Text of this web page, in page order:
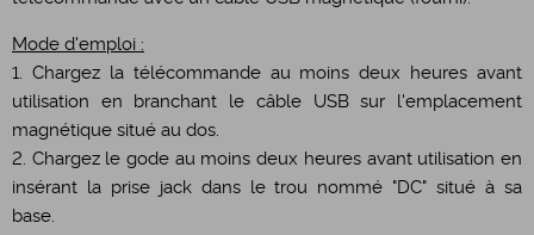
Mode d'emploi :
1. Chargez la télécommande au moins deux heures avant
utilisation en branchant le câble USB sur l'emplacement
magnétique situé au dos.
2. Chargez le gode au moins deux heures avant utilisation en
insérant la prise jack dans le trou nommé "DC" situé à sa
base.